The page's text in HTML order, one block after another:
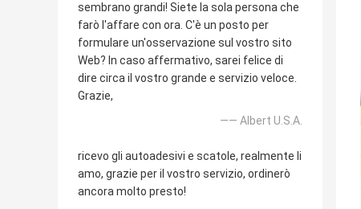
sembrano grandi! Siete la sola persona che
farò l'affare con ora. C'è un posto per
formulare un'osservazione sul vostro sito
Web? In caso affermativo, sarei felice di
dire circa il vostro grande e servizio veloce.
Grazie,
—— Albert U.S.A.
ricevo gli autoadesivi e scatole, realmente li
amo, grazie per il vostro servizio, ordinerò
ancora molto presto!